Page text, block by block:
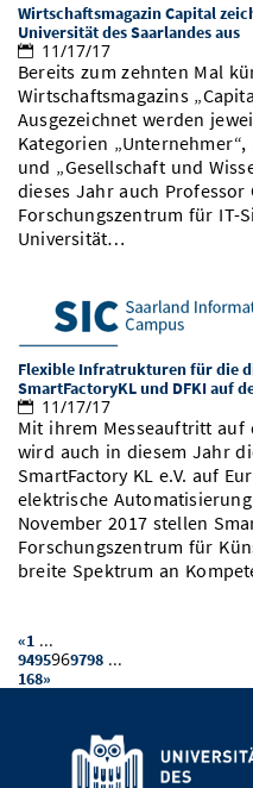
Wirtschaftsmagazin Capital
Universität des Saarlandes aus
11/17/17
Bereits zum zehnten Mal
Wirtschaftsmagazins
Ausgezeichnet werden
Kategorien
und „Gesellschaft und
dieses Jahr auch Professor
Forschungszentrum für IT-
Universität…
Flexible Infratrukturen für die
SmartFactoryKL und DFKI auf
11/17/17
Mit ihrem Messeauftritt auf
wird auch in diesem Jahr
SmartFactory KL e.V. auf
elektrische
November 2017 stellen
Forschungszentrum für
breite Spektrum an
«1 ...
9495969798 ...
168»